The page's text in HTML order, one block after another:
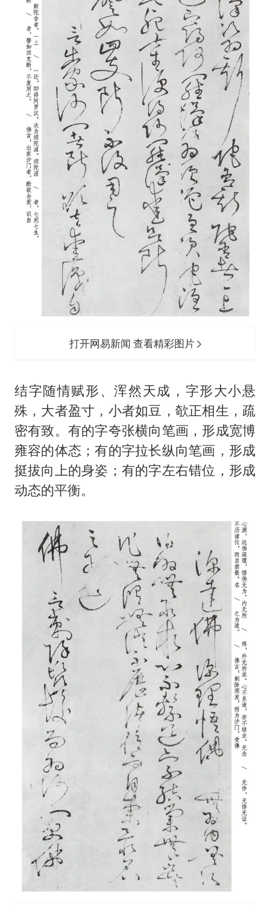
打开网易新闻 查看精彩图片
结字随情赋形、浑然天成，字形大小悬
殊，大者盈寸，小者如豆，欹正相生，疏
密有致。有的字夸张横向笔画，形成宽博
雍容的体态；有的字拉长纵向笔画，形成
挺拔向上的身姿；有的字左右错位，形成
动态的平衡。